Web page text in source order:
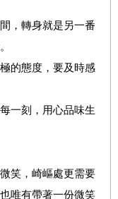
，轉身就是另一番
的態度，要及時感
一刻，用心品味生
笑，崎嶇處更需要
唯有帶著一份微笑